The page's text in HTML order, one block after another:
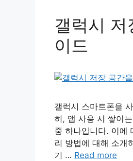
갤럭시
이드
갤럭시 스마트폰을
히, 앱 사용 시 쌓이
중 하나입니다. 이에
리 방법에 대해 소개
기 … Read more